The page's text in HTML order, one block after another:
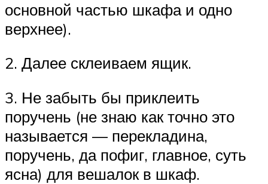
основной частью шкафа и одно
верхнее).
2. Далее склеиваем ящик.
3. Не забыть бы приклеить
поручень (не знаю как точно это
называется — перекладина,
поручень, да пофиг, главное, суть
ясна) для вешалок в шкаф.